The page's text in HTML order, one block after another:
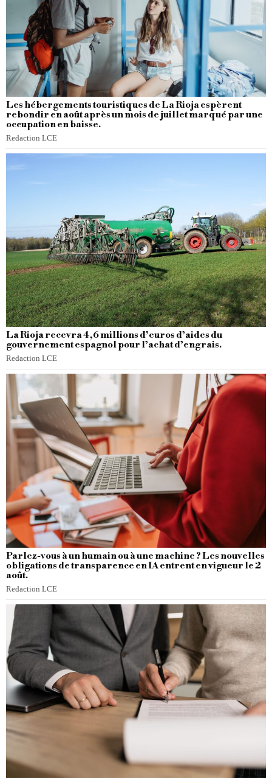
Les hébergements touristiques de La Rioja espèrent
rebondir en août après un mois de juillet marqué par une
occupation en baisse.
Redaction LCE
La Rioja recevra 4,6 millions d’euros d’aides du
gouvernement espagnol pour l’achat d’engrais.
Redaction LCE
Parlez-vous à un humain ou à une machine ? Les nouvelles
obligations de transparence en IA entrent en vigueur le 2
août.
Redaction LCE